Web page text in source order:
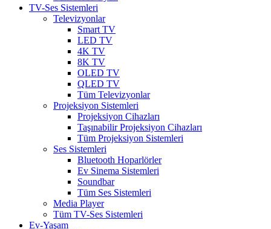
TV-Ses Sistemleri
Televizyonlar
Smart TV
LED TV
4K TV
8K TV
OLED TV
QLED TV
Tüm Televizyonlar
Projeksiyon Sistemleri
Projeksiyon Cihazları
Taşınabilir Projeksiyon Cihazları
Tüm Projeksiyon Sistemleri
Ses Sistemleri
Bluetooth Hoparlörler
Ev Sinema Sistemleri
Soundbar
Tüm Ses Sistemleri
Media Player
Tüm TV-Ses Sistemleri
Ev-Yaşam